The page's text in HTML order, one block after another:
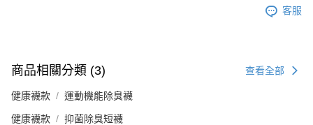
客服
商品相關分類 (3) 查看全部
健康襪款 運動機能除臭襪
健康襪款 抑菌除臭短襪